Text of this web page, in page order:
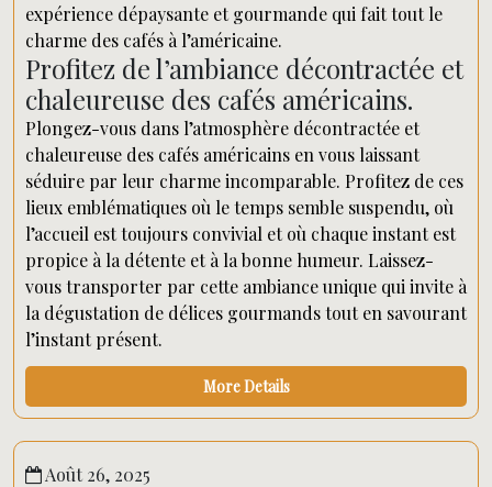
expérience dépaysante et gourmande qui fait tout le
charme des cafés à l’américaine.
Profitez de l’ambiance décontractée et
chaleureuse des cafés américains.
Plongez-vous dans l’atmosphère décontractée et
chaleureuse des cafés américains en vous laissant
séduire par leur charme incomparable. Profitez de ces
lieux emblématiques où le temps semble suspendu, où
l’accueil est toujours convivial et où chaque instant est
propice à la détente et à la bonne humeur. Laissez-
vous transporter par cette ambiance unique qui invite à
la dégustation de délices gourmands tout en savourant
l’instant présent.
More Details
Août 26, 2025